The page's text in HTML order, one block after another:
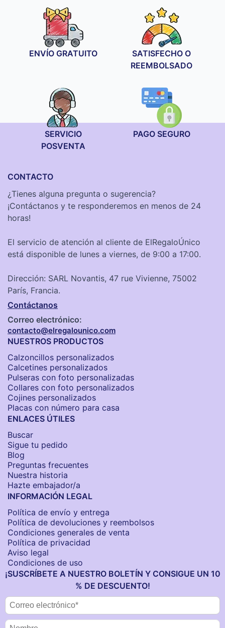
desde
19,90 €
hasta
34,90 €
ENVÍO GRATUITO
SATISFECHO O
REEMBOLSADO
SERVICIO
POSVENTA
PAGO SEGURO
CONTACTO
¿Tienes alguna pregunta o sugerencia?
¡Contáctanos y te responderemos en menos de 24
horas!
El servicio de atención al cliente de ElRegaloÚnico
está disponible de lunes a viernes, de 9:00 a 17:00.
Dirección: SARL Novantis, 47 rue Vivienne, 75002
París, Francia.
Contáctanos
Correo electrónico:
contacto@elregalounico.com
NUESTROS PRODUCTOS
Calzoncillos personalizados​
Calcetines personalizados
Pulseras con foto personalizadas
Collares con foto personalizados
Cojines personalizados
Placas con número para casa
ENLACES ÚTILES
Buscar
Sigue tu pedido
Blog
Preguntas frecuentes
Nuestra historia
Hazte embajador/a
INFORMACIÓN LEGAL
Política de envío y entrega
Política de devoluciones y reembolsos
Condiciones generales de venta
Política de privacidad
Aviso legal
Condiciones de uso
¡SUSCRÍBETE A NUESTRO BOLETÍN Y CONSIGUE UN 10
% DE DESCUENTO!